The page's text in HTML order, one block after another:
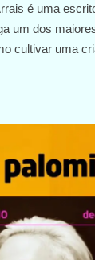
é uma
um dos
cultivar uma